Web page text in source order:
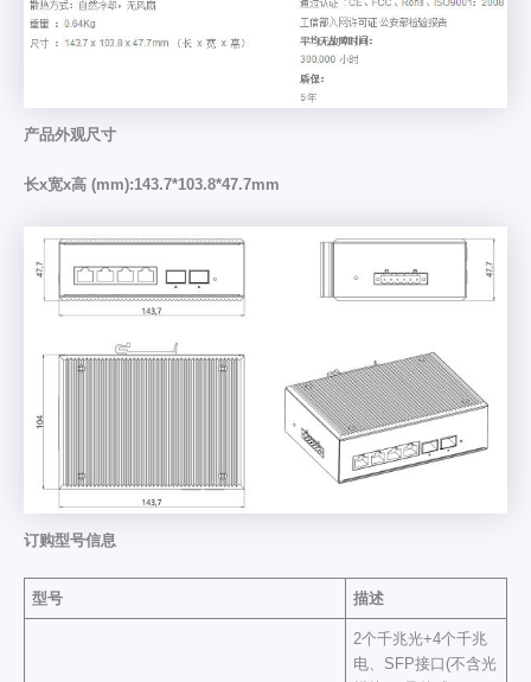
产品外观尺寸
长x宽x高 (mm):143.7*103.8*47.7mm
订购型号信息
型号 描述
2个千兆光+4个千兆
电、SFP接口(不含光